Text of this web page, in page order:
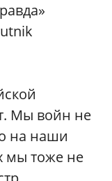
Мы войн не
на наши
мы тоже не